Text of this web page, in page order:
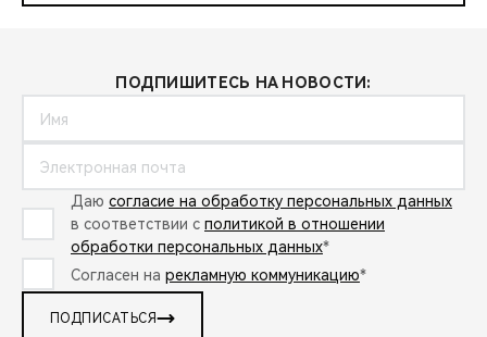
ПОДПИШИТЕСЬ НА НОВОСТИ:
Даю согласие на обработку персональных данных
в соответствии с политикой в отношении
обработки персональных данных*
Согласен на рекламную коммуникацию*
ПОДПИСАТЬСЯ